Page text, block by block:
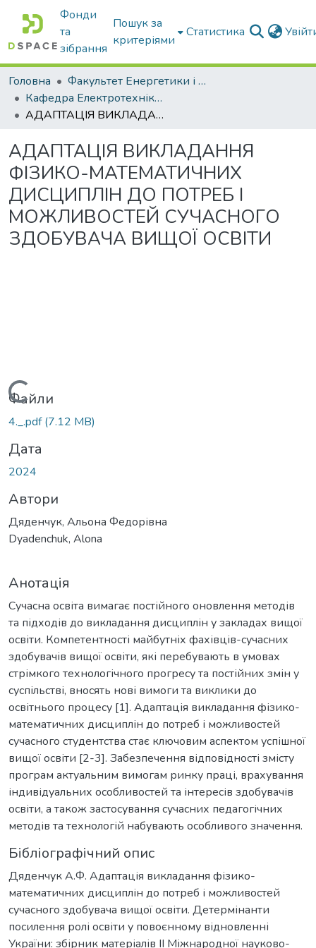
Фонди
та
зібрання
Пошук за
критеріями
Статистика
Головна
Факультет Енергетики і комп'ютерних технологій
Кафедра Електротехніки і електромеханіки ім. проф. В.В. Овчарова
АДАПТАЦІЯ ВИКЛАДАННЯ ФІЗИКО-МАТЕМАТИЧНИХ ДИСЦИПЛІН ДО ПОТРЕБ І МОЖЛИВОСТЕЙ СУЧАСНОГО ЗДОБУВАЧА ВИЩОЇ ОСВІТИ
АДАПТАЦІЯ ВИКЛАДАННЯ
ФІЗИКО-МАТЕМАТИЧНИХ
ДИСЦИПЛІН ДО ПОТРЕБ І
МОЖЛИВОСТЕЙ СУЧАСНОГО
ЗДОБУВАЧА ВИЩОЇ ОСВІТИ
Вантажиться...
Файли
4._.pdf(7.12 MB)
Дата
2024
Автори
Дяденчук, Альона Федорівна
Dyadenchuk, Alona
Анотація
Сучасна освіта вимагає постійного оновлення методів
та підходів до викладання дисциплін у закладах вищої
освіти. Компетентності майбутніх фахівців-сучасних
здобувачів вищої освіти, які перебувають в умовах
стрімкого технологічного прогресу та постійних змін у
суспільстві, вносять нові вимоги та виклики до
освітнього процесу [1]. Адаптація викладання фізико-
математичних дисциплін до потреб і можливостей
сучасного студентства стає ключовим аспектом успішної
вищої освіти [2-3]. Забезпечення відповідності змісту
програм актуальним вимогам ринку праці, врахування
індивідуальних особливостей та інтересів здобувачів
освіти, а також застосування сучасних педагогічних
методів та технологій набувають особливого значення.
Бібліографічний опис
Дяденчук А.Ф. Адаптація викладання фізико-
математичних дисциплін до потреб і можливостей
сучасного здобувача вищої освіти. Детермінанти
посилення ролі освіти у повоєнному відновленні
України: збірник матеріалів ІІ Міжнародної науково-